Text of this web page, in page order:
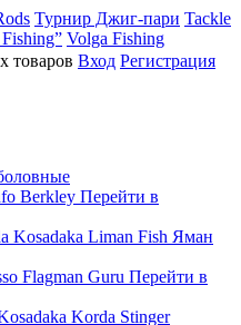
Турнир Джиг-пари Tackle
Volga Fishing
товаров Вход Регистрация
Berkley Перейти в
Kosadaka Liman Fish Яман
Flagman Guru Перейти в
Korda Stinger